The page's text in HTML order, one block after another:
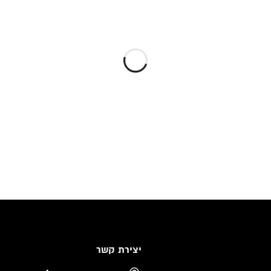
יצירת קשר